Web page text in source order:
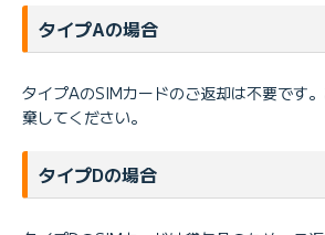
タイプAの場合
タイプAのSIMカードのご返却は不要です
棄してください。
タイプDの場合